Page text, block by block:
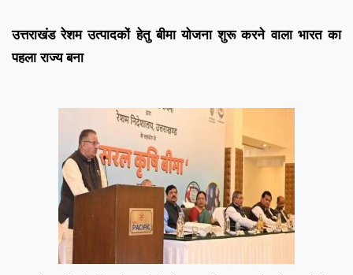
उत्तराखंड रेशम उत्पादकों हेतु बीमा योजना शुरू करने वाला भारत का
पहला राज्य बना